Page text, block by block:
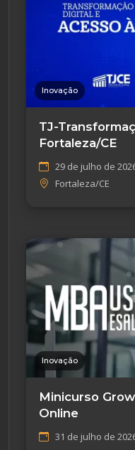
Inovação
TJ-
Fortaleza/CE
29 de julho de
Fortaleza/CE
Inovação
Minicurso
Online
31 de julho de